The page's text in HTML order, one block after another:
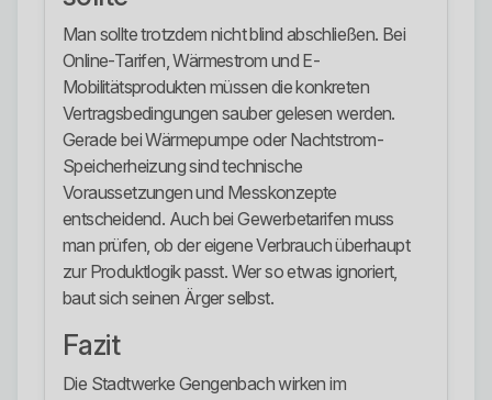
Man sollte trotzdem nicht blind abschließen. Bei
Online-Tarifen, Wärmestrom und E-
Mobilitätsprodukten müssen die konkreten
Vertragsbedingungen sauber gelesen werden.
Gerade bei Wärmepumpe oder Nachtstrom-
Speicherheizung sind technische
Voraussetzungen und Messkonzepte
entscheidend. Auch bei Gewerbetarifen muss
man prüfen, ob der eigene Verbrauch überhaupt
zur Produktlogik passt. Wer so etwas ignoriert,
baut sich seinen Ärger selbst.
Fazit
Die Stadtwerke Gengenbach wirken im